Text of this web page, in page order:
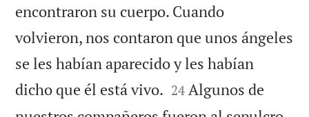
encontraron su cuerpo. Cuando
volvieron, nos contaron que unos ángeles
se les habían aparecido y les habían
dicho que él está vivo. 

24 Algunos de